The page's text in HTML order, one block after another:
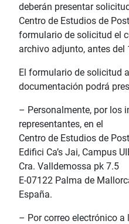
deberán presentar
Centro de Estudios de
formulario de solicitud el
archivo adjunto, antes del
El formulario de solicitud
documentación podrá
– Personalmente, por los
representantes, en el
Centro de Estudios de
Edifici Ca’s Jai, Campus
Cra. Valldemossa pk 7.5
E-07122 Palma de
España.
– Por correo electrónico a